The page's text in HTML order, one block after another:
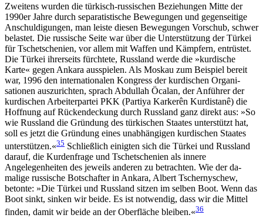
Zweitens wurden die türkisch-russischen Beziehungen Mitte der
1990er Jahre durch separatistische Bewegungen und gegenseitige
Anschuldigungen, man leiste diesen Bewegungen Vorschub, schwer
belastet. Die russische Seite war über die Unterstützung der Türkei
für Tschetschenien, vor allem mit Waffen und Kämpfern, entrüstet.
Die Türkei ihrerseits fürchtete, Russland werde die »kurdische
Karte« gegen Ankara ausspielen. Als Moskau zum Beispiel bereit
war, 1996 den internationalen Kongress der kurdischen Organi­
sationen auszurichten, sprach Abdullah Öcalan, der Anführer der
kurdischen Arbeiterpartei PKK (Partiya Karkerên Kurdistanê) die
Hoffnung auf Rücken­deckung durch Russland ganz direkt aus: »So
wie Russland die Gründung des türkischen Staates unter­stützt hat,
soll es jetzt die Gründung eines unabhängigen kurdischen Staates
unterstützen.«35 Schließlich einigten sich die Türkei und Russland
darauf, die Kur­denfrage und Tschetschenien als innere
Angelegenheiten des jeweils anderen zu betrachten. Wie der da­
malige russische Botschafter in Ankara, Albert Tscher­nyschew,
betonte: »Die Türkei und Russland sitzen im selben Boot. Wenn das
Boot sinkt, sinken wir beide. Es ist notwendig, dass wir die Mittel
finden, damit wir beide an der Oberfläche bleiben.«36